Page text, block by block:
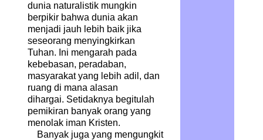
dunia naturalistik mungkin
berpikir bahwa dunia akan
menjadi jauh lebih baik jika
seseorang menyingkirkan
Tuhan. Ini mengarah pada
kebebasan, peradaban,
masyarakat yang lebih adil, dan
ruang di mana alasan
dihargai. Setidaknya begitulah
pemikiran banyak orang yang
menolak iman Kristen.
Banyak juga yang mengungkit